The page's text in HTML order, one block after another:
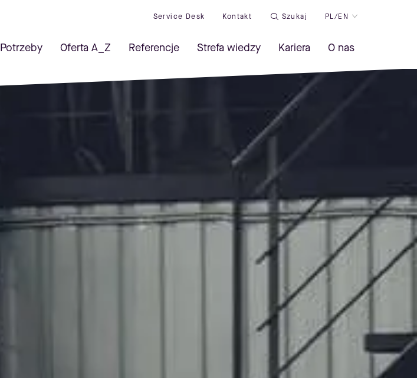
Service Desk Kontakt Szukaj PL/EN
Potrzeby Oferta A_Z Referencje Strefa wiedzy Kariera O nas